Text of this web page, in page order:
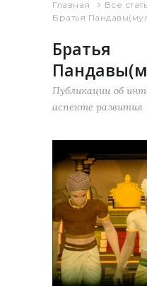
Главная Все
Братья
Братья
Публикации об
аспекте развития